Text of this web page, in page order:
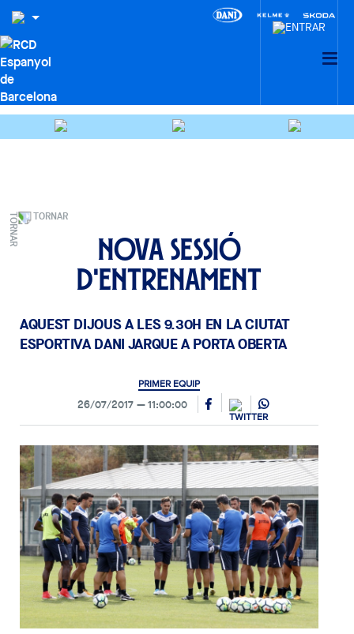
TORNAR
Nova sessió
d'entrenament
AQUEST DIJOUS A LES 9.30H EN LA CIUTAT
ESPORTIVA DANI JARQUE A PORTA OBERTA
PRIMER EQUIP
26/07/2017 11:00:00